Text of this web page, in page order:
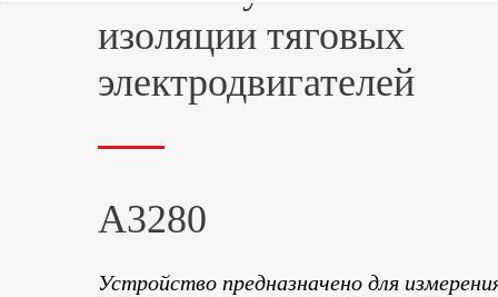
изоляции тяговых
электродвигателей
А3280
Устройство предназначено для